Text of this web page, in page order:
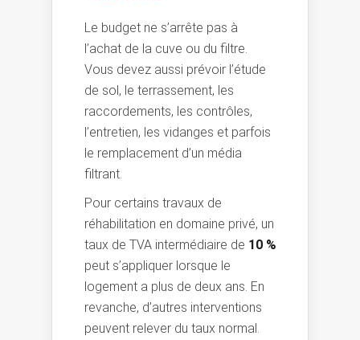
Le budget ne s’arrête pas à
l’achat de la cuve ou du filtre.
Vous devez aussi prévoir l’étude
de sol, le terrassement, les
raccordements, les contrôles,
l’entretien, les vidanges et parfois
le remplacement d’un média
filtrant.
Pour certains travaux de
réhabilitation en domaine privé, un
taux de TVA intermédiaire de 10 %
peut s’appliquer lorsque le
logement a plus de deux ans. En
revanche, d’autres interventions
peuvent relever du taux normal.